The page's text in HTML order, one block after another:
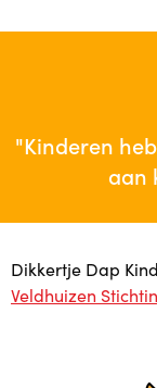
Locatie
Locatie
"Kinderen
aan
Dikkertje Dap
Veldhuizen